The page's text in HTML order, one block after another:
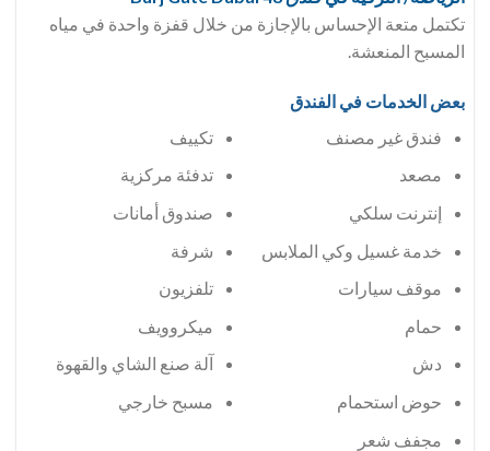
تكتمل متعة الإحساس بالإجازة من خلال قفزة واحدة في مياه
المسبح المنعشة.
بعض الخدمات في الفندق
فندق غير مصنف
مصعد
إنترنت سلكي
خدمة غسيل وكي الملابس
موقف سيارات
حمام
دش
حوض استحمام
مجفف شعر
تكييف
تدفئة مركزية
صندوق أمانات
شرفة
تلفزيون
ميكروويف
آلة صنع الشاي والقهوة
مسبح خارجي